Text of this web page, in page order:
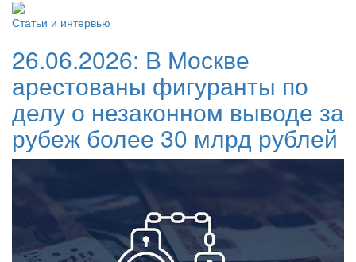
Статьи и интервью
26.06.2026: В Москве
арестованы фигуранты по
делу о незаконном выводе за
рубеж более 30 млрд рублей